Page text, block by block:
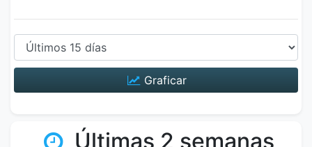
Graficar
Últimas 2 semanas